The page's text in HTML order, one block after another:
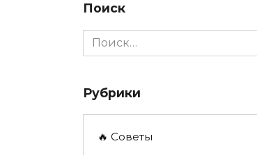
Поиск
Search
for:
Рубрики
🔥 Советы